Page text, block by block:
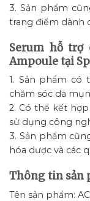
3. Sản phẩm
trang điểm dành
Serum hỗ trợ
Ampoule tại
1. Sản phẩm có
chăm sóc da
2. Có thể kết
sử dụng công
3. Sản phẩm
hóa dược và các
Thông tin sản
Tên sản phẩm: